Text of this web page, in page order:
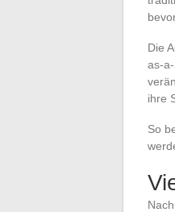
Die
as-
ihre
So